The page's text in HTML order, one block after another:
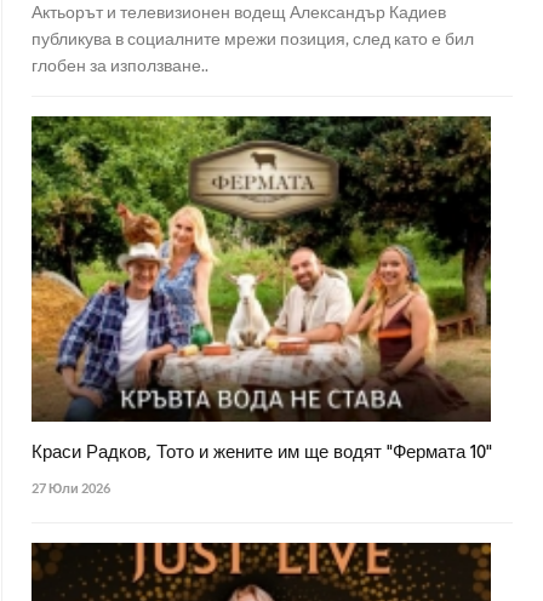
Актьорът и телевизионен водещ Александър Кадиев
публикува в социалните мрежи позиция, след като е бил
глобен за използване..
Краси Радков, Тото и жените им ще водят "Фермата 10"
27 Юли 2026